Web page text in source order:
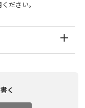
ださい。
く